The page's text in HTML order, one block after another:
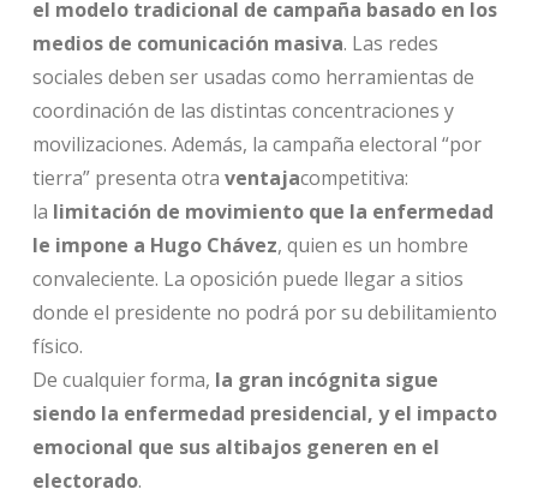
el modelo tradicional de campaña basado en los
medios de comunicación masiva. Las redes
sociales deben ser usadas como herramientas de
coordinación de las distintas concentraciones y
movilizaciones. Además, la campaña electoral “por
tierra” presenta otra ventajacompetitiva:
la limitación de movimiento que la enfermedad
le impone a Hugo Chávez, quien es un hombre
convaleciente. La oposición puede llegar a sitios
donde el presidente no podrá por su debilitamiento
físico.
De cualquier forma, la gran incógnita sigue
siendo la enfermedad presidencial, y el impacto
emocional que sus altibajos generen en el
electorado.